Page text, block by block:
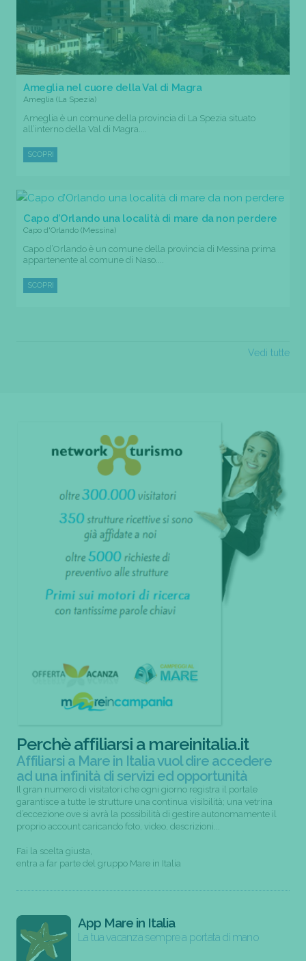
Ameglia nel cuore della Val di Magra
Ameglia (La Spezia)
Ameglia è un comune della provincia di La Spezia situato
all’interno della Val di Magra....
SCOPRI
Capo d’Orlando una località di mare da non perdere
Capo d'Orlando (Messina)
Capo d’Orlando è un comune della provincia di Messina prima
appartenente al comune di Naso....
SCOPRI
Vedi tutte
Perchè affiliarsi a mareinitalia.it
Affiliarsi a Mare in Italia vuol dire accedere
ad una infinità di servizi ed opportunità
Il gran numero di visitatori che ogni giorno registra il portale
garantisce a tutte le strutture una continua visibilità; una vetrina
d’eccezione ove si avrà la possibilità di gestire autonomamente il
proprio account caricando foto, video, descrizioni...
Fai la scelta giusta,
entra a far parte del gruppo Mare in Italia
App Mare in Italia
La tua vacanza sempre a portata di mano